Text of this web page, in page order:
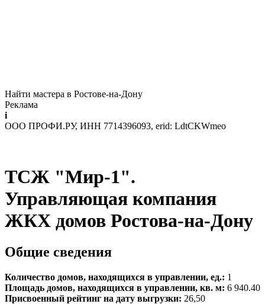
Найти мастера в Ростове-на-Дону
Реклама
i
ООО ПРОФИ.РУ, ИНН 7714396093, erid: LdtCKWmeo
ТСЖ "Мир-1".
Управляющая компания
ЖКХ домов Ростова-на-Дону
Общие сведения
Количество домов, находящихся в управлении, ед.: 1
Площадь домов, находящихся в управлении, кв. м: 6 940.40
Присвоенный рейтинг на дату выгрузки: 26,50